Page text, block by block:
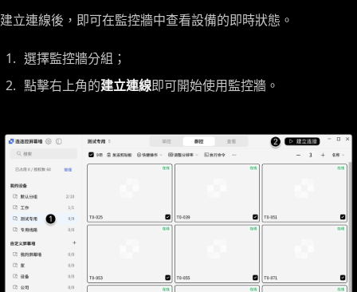
建立連線後，即可在監控牆中查看設備的即時狀態。
選擇監控牆分組；
點擊右上角的建立連線即可開始使用監控牆。